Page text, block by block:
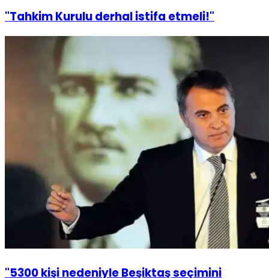
"Tahkim Kurulu derhal istifa etmeli!"
"5300 kişi nedeniyle Beşiktaş seçimini